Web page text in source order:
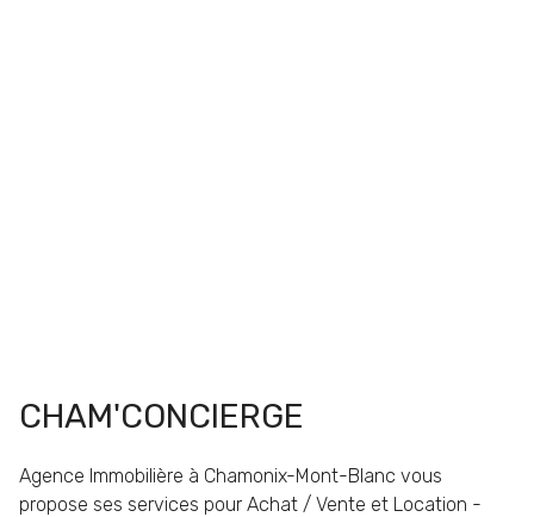
CHAM'CONCIERGE
Agence Immobilière à Chamonix-Mont-Blanc vous
propose ses services pour Achat / Vente et Location -